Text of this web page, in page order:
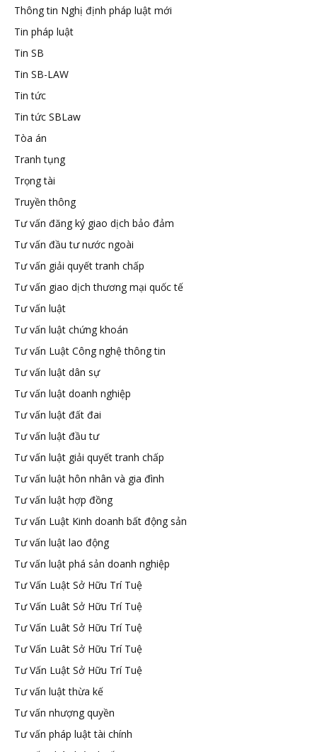
Thông tin Nghị định pháp luật mới
Tin pháp luật
Tin SB
Tin SB-LAW
Tin tức
Tin tức SBLaw
Tòa án
Tranh tụng
Trọng tài
Truyền thông
Tư vấn đăng ký giao dịch bảo đảm
Tư vấn đầu tư nước ngoài
Tư vấn giải quyết tranh chấp
Tư vấn giao dịch thương mại quốc tế
Tư vấn luật
Tư vấn luật chứng khoán
Tư vấn Luật Công nghệ thông tin
Tư vấn luật dân sự
Tư vấn luật doanh nghiệp
Tư vấn luật đất đai
Tư vấn luật đầu tư
Tư vấn luật giải quyết tranh chấp
Tư vấn luật hôn nhân và gia đình
Tư vấn luật hợp đồng
Tư vấn Luật Kinh doanh bất động sản
Tư vấn luật lao động
Tư vấn luật phá sản doanh nghiệp
Tư Vấn Luật Sở Hữu Trí Tuệ
Tư Vấn Luât Sở Hữu Trí Tuệ
Tư Vấn Luât Sở Hữu Trí Tuệ
Tư Vấn Luât Sở Hữu Trí Tuệ
Tư Vấn Luật Sở Hữu Trí Tuệ
Tư vấn luật thừa kế
Tư vấn nhượng quyền
Tư vấn pháp luật tài chính